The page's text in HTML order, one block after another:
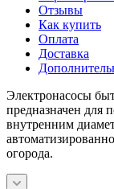
Отзывы
Как купить
Оплата
Доставка
Электронасосы
предназначен для
внутренним
огорода.